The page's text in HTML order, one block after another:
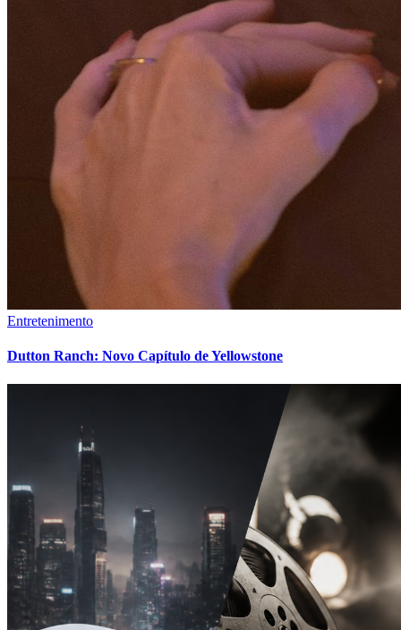
Entretenimento
Dutton Ranch: Novo Capítulo de Yellowstone